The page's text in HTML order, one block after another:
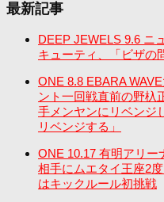
最新記事
DEEP JEWELS 9.6 ニ
キューティ、「ビザの
ONE 8.8 EBARA
ント一回戦直前の野杁
手メンヤンにリベンジ
リベンジする」
ONE 10.17 有明アリー
相手にムエタイ王座2
はキックルール初挑戦